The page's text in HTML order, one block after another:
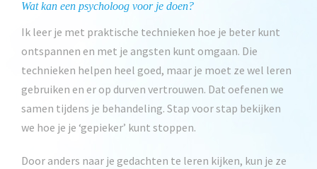
Wat kan een psycholoog voor je doen?
Ik leer je met praktische technieken hoe je beter kunt
ontspannen en met je angsten kunt omgaan. Die
technieken helpen heel goed, maar je moet ze wel leren
gebruiken en er op durven vertrouwen. Dat oefenen we
samen tijdens je behandeling. Stap voor stap bekijken
we hoe je je ‘gepieker’ kunt stoppen.
Door anders naar je gedachten te leren kijken, kun je ze